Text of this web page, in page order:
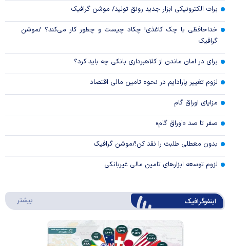
برات الکترونیکی ابزار جدید رونق تولید/ موشن گرافیک
خداحافظی با چک کاغذی! چکاد چیست و چطور کار می‌کند؟ /موشن
گرافیک
برای در امان ماندن از کلاهبرداری بانکی چه باید کرد؟
لزوم تغییر پارادایم در نحوه تامین مالی اقتصاد
مزایای اوراق گام
صفر تا صد «اوراق گام»
بدون معطلی طلبت را نقد کن!/موشن گرافیک
لزوم توسعه ابزارهای تامین مالی غیربانکی
اینفوگرافیک بیشتر